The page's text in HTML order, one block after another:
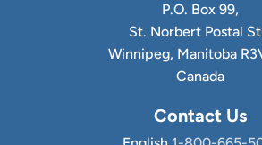
P.O. Box 99,
St. Norbert Postal
Winnipeg, Manitoba
Canada
Contact Us